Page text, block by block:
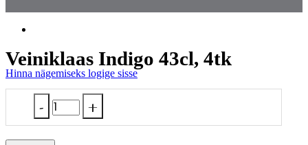
Veiniklaas Indigo 43cl, 4tk
Hinna nägemiseks logige sisse
Veiniklaas
Indigo
43cl,